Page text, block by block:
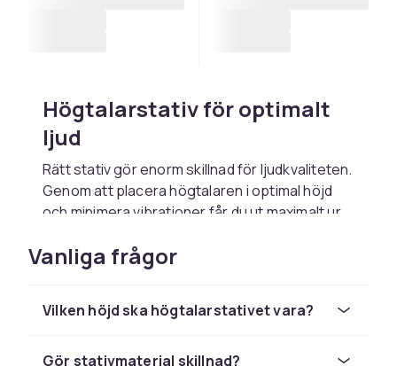
Högtalarstativ för optimalt
ljud
Rätt stativ gör enorm skillnad för ljudkvaliteten.
Genom att placera högtalaren i optimal höjd
och minimera vibrationer får du ut maximalt ur
och väggfästen i alla prisklasser.
Stabila metallstativ med fyllbar pelare ger den
Justerbar topplatta, spikar och gummifötter
Vanliga frågor
Vilken höjd ska högtalarstativet vara?
Gör stativmaterial skillnad?